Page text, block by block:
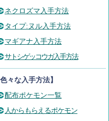
ネクロズマ入手方法
タイプ:ヌル入手方法
マギアナ入手方法
サトシゲッコウガ入手方法
色々な入手方法】
配布ポケモン一覧
人からもらえるポケモン